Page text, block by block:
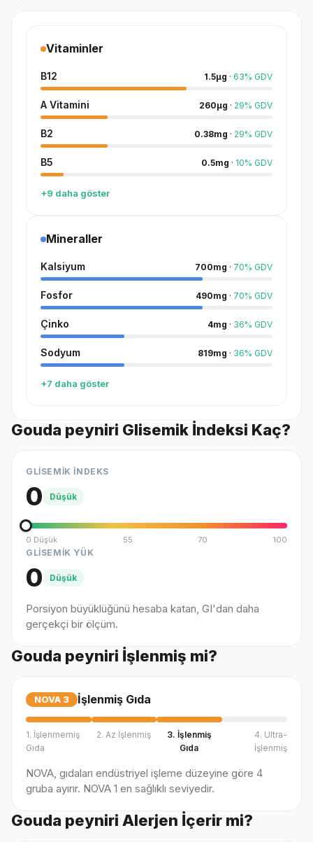
Vitaminler
B12 1.5µg · 63% GDV
A Vitamini 260µg · 29% GDV
B2 0.38mg · 29% GDV
B5 0.5mg · 10% GDV
+9 daha göster
Mineraller
Kalsiyum 700mg · 70% GDV
Fosfor 490mg · 70% GDV
Çinko 4mg · 36% GDV
Sodyum 819mg · 36% GDV
+7 daha göster
Gouda peyniri Glisemik İndeksi Kaç?
GLİSEMİK İNDEKS
0 Düşük
0 Düşük 55 70 100
GLİSEMİK YÜK
0 Düşük
Porsiyon büyüklüğünü hesaba katan, GI'dan daha
gerçekçi bir ölçüm.
Gouda peyniri İşlenmiş mi?
NOVA 3 İşlenmiş Gıda
1. İşlenmemiş
Gıda
2. Az İşlenmiş
3. İşlenmiş
Gıda
4. Ultra-
İşlenmiş
NOVA, gıdaları endüstriyel işleme düzeyine göre 4
gruba ayırır. NOVA 1 en sağlıklı seviyedir.
Gouda peyniri Alerjen İçerir mi?